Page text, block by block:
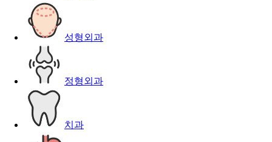
성형외과
정형외과
치과